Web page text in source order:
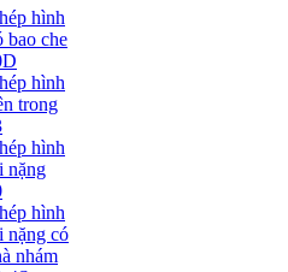
hình
bao che
hình
trong
hình
nặng
hình
nặng có
nhám